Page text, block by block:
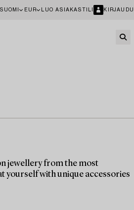
SUOMI EUR LUO ASIAKASTILI KIRJAUDU
jewellery from the most
yourself with unique accessories